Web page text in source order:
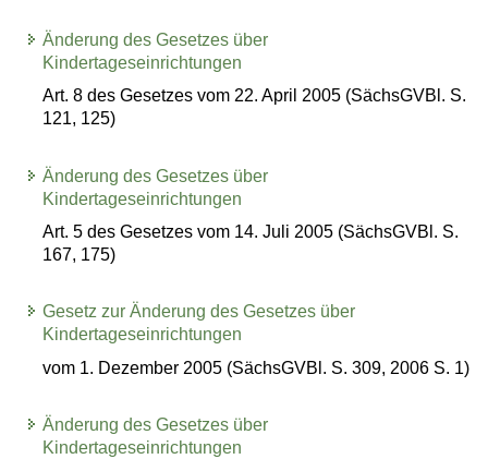
Änderung des Gesetzes über
Kindertageseinrichtungen
Art. 8 des Gesetzes vom 22. April 2005 (SächsGVBl. S.
121, 125)
Änderung des Gesetzes über
Kindertageseinrichtungen
Art. 5 des Gesetzes vom 14. Juli 2005 (SächsGVBl. S.
167, 175)
Gesetz zur Änderung des Gesetzes über
Kindertageseinrichtungen
vom 1. Dezember 2005 (SächsGVBl. S. 309, 2006 S. 1)
Änderung des Gesetzes über
Kindertageseinrichtungen